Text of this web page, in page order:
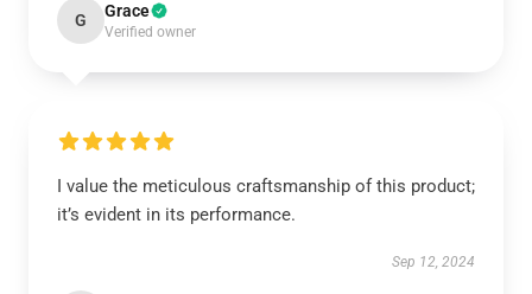
G Grace
Verified owner
I value the meticulous craftsmanship of this product;
it’s evident in its performance.
Sep 12, 2024